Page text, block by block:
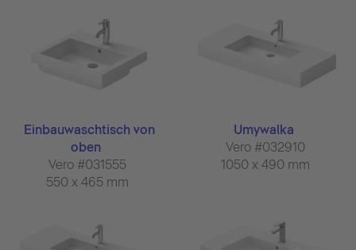
Einbauwaschtisch von
oben
Vero #031555
550 x 465 mm
Umywalka
Vero #032910
1050 x 490 mm